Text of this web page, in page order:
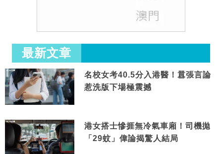
最新文章
名校女考40.5分入港醫！囂張言論
惹洗版下場極震撼
港女搭士慘捱無冷氣車廂！司機拋
「29蚊」偉論揭驚人結局